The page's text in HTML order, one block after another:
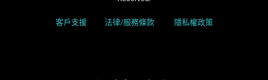
客戶支援 法律/服務條款 隱私權政策